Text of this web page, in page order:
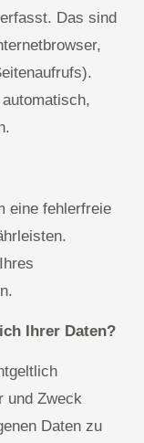
Das sind
eine fehlerfreie
Ihrer Daten?
und Zweck
Daten zu